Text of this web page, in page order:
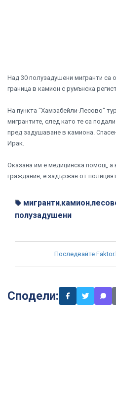
Над 30 полузадушени мигранти са
граница в камион с румънска
На пункта "Хамзабейли-Лесово"
мигрантите, след като те са
пред задушаване в камиона.
Ирак.
Оказана им е медицинска помощ, а
гражданин, е задържан от
мигранти,камион,
полузадушени
Последвайте
Сподели: